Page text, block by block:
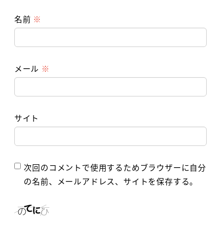
名前 ※
メール ※
サイト
次回のコメントで使用するためブラウザーに自分
の名前、メールアドレス、サイトを保存する。